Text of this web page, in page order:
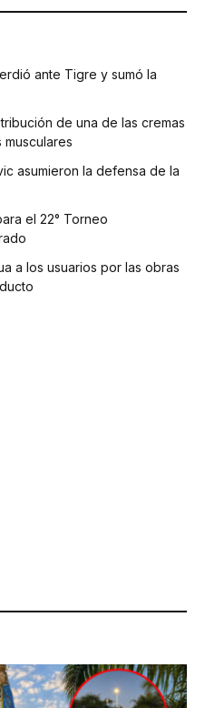
ante Tigre y sumó la
de una de las cremas
asumieron la defensa de la
el 22° Torneo
a los usuarios por las obras